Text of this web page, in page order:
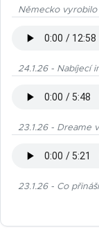
Německo vyrobilo
24.1.26 - Nabíjecí
23.1.26 - Dreame
23.1.26 - Co